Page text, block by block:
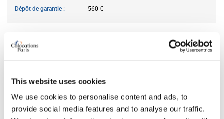
This website uses cookies
We use cookies to personalise content and ads, to
provide social media features and to analyse our traffic.
Dépôt de garantie
560 €
DISPONIBILITÉ
Location courte durée acceptéeoui